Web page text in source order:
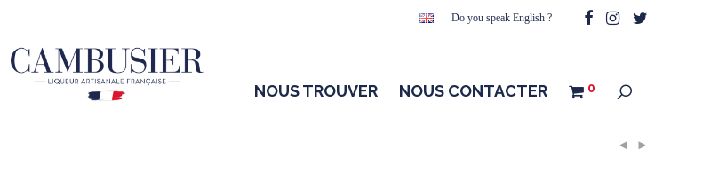
Do you speak English ?
NOUS TROUVER NOUS CONTACTER 0